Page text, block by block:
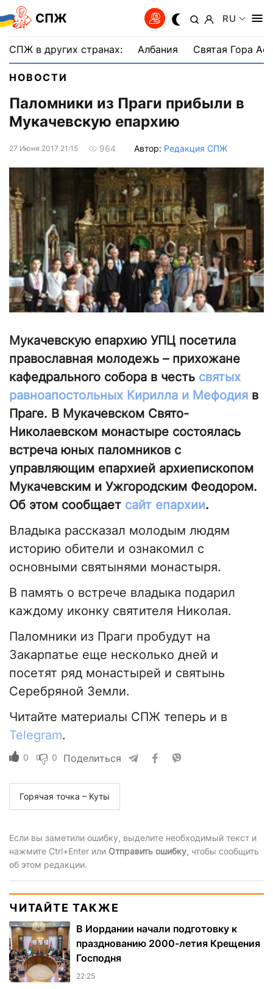
СПЖ RU
СПЖ в других странах: Албания Святая Гора
НОВОСТИ
Паломники из Праги прибыли в
Мукачевскую епархию
27 Июня 2017 21:15 964 Автор: Редакция СПЖ
Мукачевскую епархию УПЦ посетила
православная молодежь – прихожане
кафедрального собора в честь святых
равноапостольных Кирилла и Мефодия в
Праге. В Мукачевском Свято-
Николаевском монастыре состоялась
встреча юных паломников с
управляющим епархией архиепископом
Мукачевским и Ужгородским Феодором.
Об этом сообщает сайт епархии.
Владыка рассказал молодым людям
историю обители и ознакомил с
основными святынями монастыря.
В память о встрече владыка подарил
каждому иконку святителя Николая.
Паломники из Праги пробудут на
Закарпатье еще несколько дней и
посетят ряд монастырей и святынь
Серебряной Земли.
Читайте материалы СПЖ теперь и в
Telegram.
0 0 Поделиться
Горячая точка – Куты
Если вы заметили ошибку, выделите необходимый текст и
нажмите Ctrl+Enter или Отправить ошибку, чтобы сообщить
об этом редакции.
ЧИТАЙТЕ ТАКЖЕ
В Иордании начали подготовку к
празднованию 2000-летия Крещения
Господня
22:25